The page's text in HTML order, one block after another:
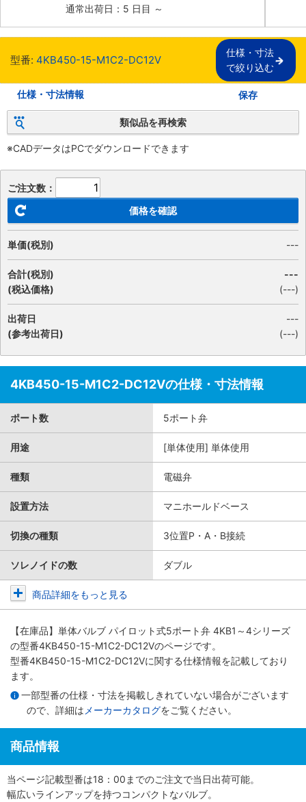
通常出荷日：5 日目 ～
型番: 4KB450-15-M1C2-DC12V
仕様・寸法
で絞り込む
仕様・寸法情報 保存
類似品を再検索
※CADデータはPCでダウンロードできます
ご注文数：
価格を確認
単価(税別) ---
合計(税別)
(税込価格)
---
(---)
出荷日
(参考出荷日)
---
(---)
4KB450-15-M1C2-DC12Vの仕様・寸法情報
ポート数 5ポート弁
用途 [単体使用] 単体使用
種類 電磁弁
設置方法 マニホールドベース
切換の種類 3位置P・A・B接続
ソレノイドの数 ダブル
商品詳細をもっと見る
【在庫品】単体バルブ パイロット式5ポート弁 4KB1～4シリーズ
の型番4KB450-15-M1C2-DC12Vのページです。
型番4KB450-15-M1C2-DC12Vに関する仕様情報を記載しており
ます。
一部型番の仕様・寸法を掲載しきれていない場合がございます
ので、詳細は メーカーカタログをご覧ください。
商品情報
当ページ記載型番は18：00までのご注文で当日出荷可能。
幅広いラインアップを持つコンパクトなバルブ。